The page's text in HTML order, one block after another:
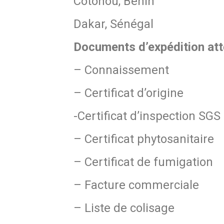
Dakar, Sénégal
Documents d’expédition
– Connaissement
– Certificat d’origine
-Certificat d’inspection SGS
– Certificat phytosanitaire
– Certificat de fumigation
– Facture commerciale
– Liste de colisage